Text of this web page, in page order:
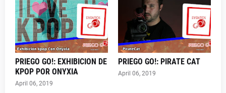
PRIEGO GO!: EXHIBICION DE
KPOP POR ONYXIA
April 06, 2019
PRIEGO GO!: PIRATE CAT
April 06, 2019